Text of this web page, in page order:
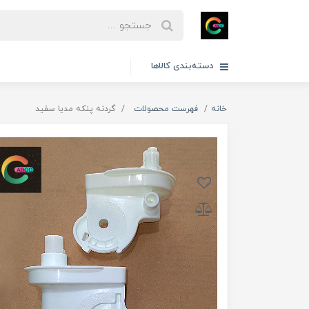
دسته‌بندی کالاها
خانه فهرست محصولات گردنه پنکه مدیا سفید